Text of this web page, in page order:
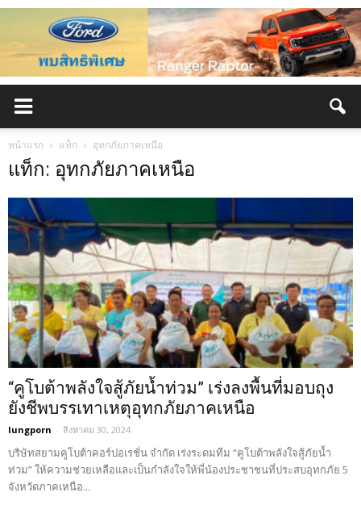
หน้าแรก แท็ก อุทกภัยภาคเหนือ
แท็ก: อุทกภัยภาคเหนือ
“คูโบต้าพลังใจสู้ภัยน้ำท่วม” เร่งลงพื้นที่มอบถุง
ยังชีพบรรเทาเหตุอุทกภัยภาคเหนือ
lungporn - สิงหาคม 30, 2024
บริษัทสยามคูโบต้าคอร์ปอเรชั่น จำกัด เร่งระดมทีม “คูโบต้าพลังใจสู้ภัยน้ำ
ท่วม” ให้ความช่วยเหลือและเป็นกำลังใจให้พี่น้องประชาชนที่ประสบอุทกภัย 5
จังหวัดภาคเหนือ...